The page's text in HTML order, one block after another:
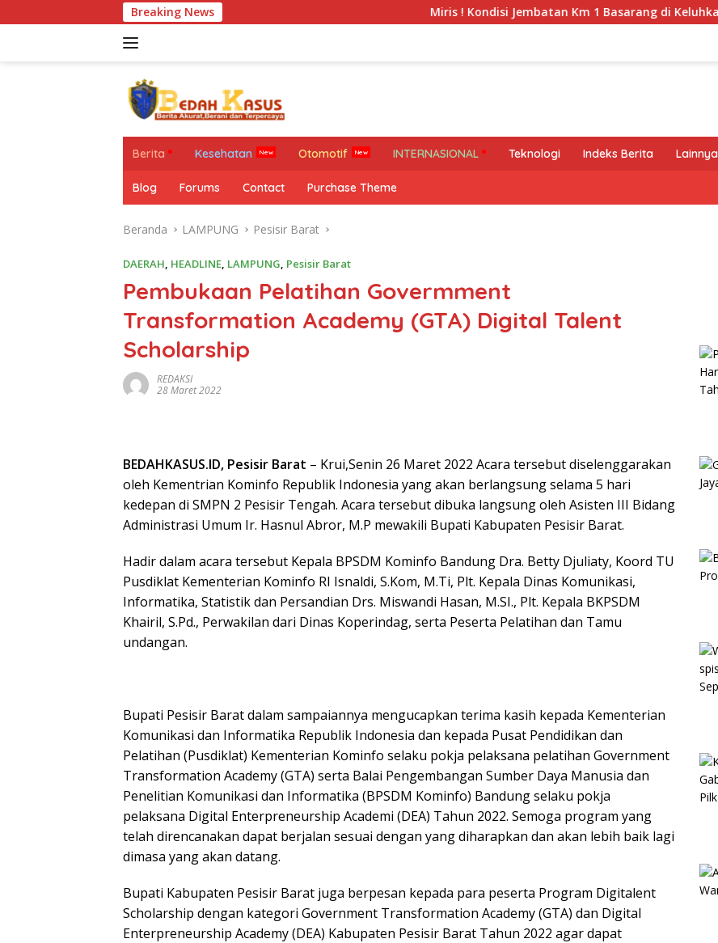
ke
Breaking News Miris ! Kondisi Jembatan Km 1 Basarang di Keluhkan Warga
Berita Kesehatan Otomotif INTERNASIONAL Teknologi Indeks Berita Lainnya
Blog Forums Contact Purchase Theme
Beranda LAMPUNG Pesisir Barat
DAERAH, HEADLINE, LAMPUNG, Pesisir Barat
Pembukaan Pelatihan Govermment
Transformation Academy (GTA) Digital Talent
Scholarship
REDAKSI
28 Maret 2022
BEDAHKASUS.ID, Pesisir Barat – Krui,Senin 26 Maret 2022 Acara tersebut diselenggarakan
oleh Kementrian Kominfo Republik Indonesia yang akan berlangsung selama 5 hari
kedepan di SMPN 2 Pesisir Tengah. Acara tersebut dibuka langsung oleh Asisten III Bidang
Administrasi Umum Ir. Hasnul Abror, M.P mewakili Bupati Kabupaten Pesisir Barat.
Hadir dalam acara tersebut Kepala BPSDM Kominfo Bandung Dra. Betty Djuliaty, Koord TU
Pusdiklat Kementerian Kominfo RI Isnaldi, S.Kom, M.Ti, Plt. Kepala Dinas Komunikasi,
Informatika, Statistik dan Persandian Drs. Miswandi Hasan, M.SI., Plt. Kepala BKPSDM
Khairil, S.Pd., Perwakilan dari Dinas Koperindag, serta Peserta Pelatihan dan Tamu
undangan.
Bupati Pesisir Barat dalam sampaiannya mengucapkan terima kasih kepada Kementerian
Komunikasi dan Informatika Republik Indonesia dan kepada Pusat Pendidikan dan
Pelatihan (Pusdiklat) Kementerian Kominfo selaku pokja pelaksana pelatihan Government
Transformation Academy (GTA) serta Balai Pengembangan Sumber Daya Manusia dan
Penelitian Komunikasi dan Informatika (BPSDM Kominfo) Bandung selaku pokja
pelaksana Digital Enterpreneurship Academi (DEA) Tahun 2022. Semoga program yang
telah direncanakan dapat berjalan sesuai dengan yang diharapkan dan akan lebih baik lagi
dimasa yang akan datang.
Bupati Kabupaten Pesisir Barat juga berpesan kepada para peserta Program Digitalent
Scholarship dengan kategori Government Transformation Academy (GTA) dan Digital
Enterpreneurship Academy (DEA) Kabupaten Pesisir Barat Tahun 2022 agar dapat